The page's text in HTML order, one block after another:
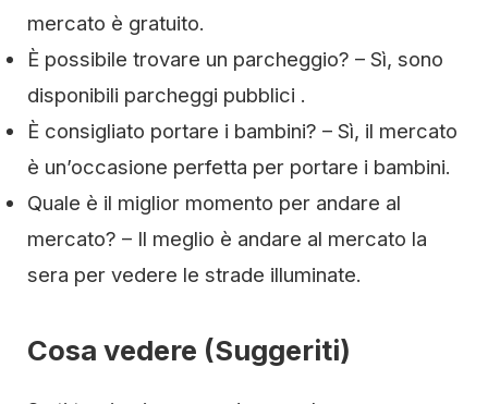
mercato è gratuito.
È possibile trovare un parcheggio? – Sì, sono
disponibili parcheggi pubblici .
È consigliato portare i bambini? – Sì, il mercato
è un’occasione perfetta per portare i bambini.
Quale è il miglior momento per andare al
mercato? – Il meglio è andare al mercato la
sera per vedere le strade illuminate.
Cosa vedere (Suggeriti)